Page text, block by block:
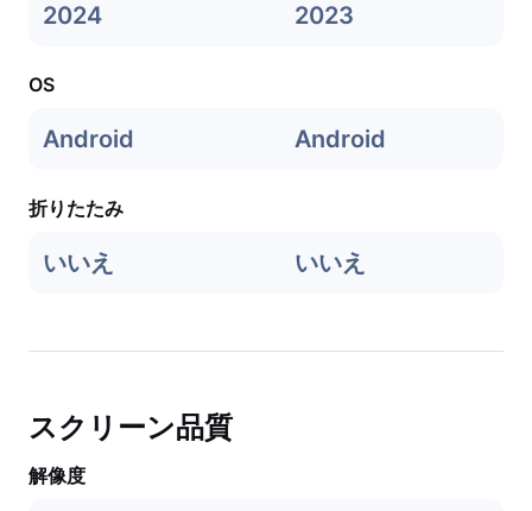
2024 2023
OS
Android Android
折りたたみ
いいえ いいえ
スクリーン品質
解像度